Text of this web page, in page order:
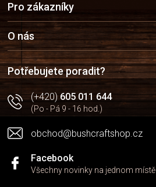
a
t
í
Pro zákazníky
O nás
Potřebujete poradit?
(+420)605 011 644
(Po - Pá 9 - 16 hod.)
obchod@bushcraftshop.cz
Facebook
Všechny novinky na jednom místě